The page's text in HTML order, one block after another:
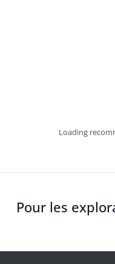
Loading
Pour les